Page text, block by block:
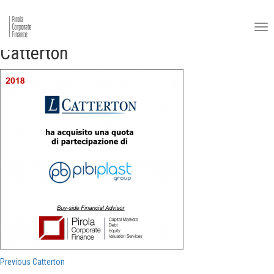
Catterton
Navigazione
Previous Previous
Catterton